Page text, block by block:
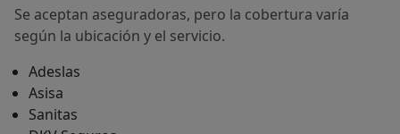
Se aceptan aseguradoras, pero la cobertura varía
según la ubicación y el servicio.
Adeslas
Asisa
Sanitas